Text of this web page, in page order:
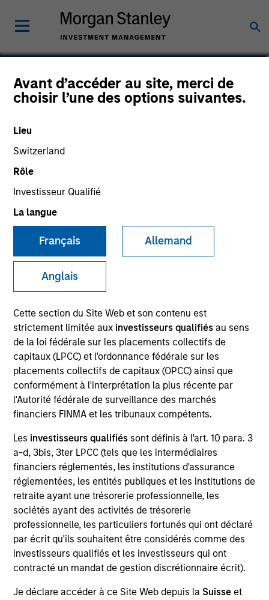
Avant d’accéder au site, merci de
choisir l’une des options suivantes.
Lieu
Switzerland
Rôle
Investisseur Qualifié
La langue
Français Allemand
Anglais
Cette section du Site Web et son contenu est
strictement limitée aux investisseurs qualifiésau sens
de la loi fédérale sur les placements collectifs de
capitaux (LPCC) et l'ordonnance fédérale sur les
placements collectifs de capitaux (OPCC) ainsi que
conformément à l'interprétation la plus récente par
l'Autorité fédérale de surveillance des marchés
financiers FINMA et les tribunaux compétents.
Les investisseurs qualifiés sont définis à l'art. 10 para. 3
a-d, 3bis, 3ter LPCC (tels que les intermédiaires
financiers réglementés, les institutions d'assurance
réglementées, les entités publiques et les institutions de
retraite ayant une trésorerie professionnelle, les
sociétés ayant des activités de trésorerie
professionnelle, les particuliers fortunés qui ont déclaré
par écrit qu'ils souhaitent être considérés comme des
investisseurs qualifiés et les investisseurs qui ont
contracté un mandat de gestion discrétionnaire écrit).
Je déclare accéder à ce Site Web depuis la Suisse et
David Stanton
Vice President
YEARS OF INDUSTRY EXPERIENCE
12 Years
TEAM
Morgan Stanley Tactical Value
David Stanton is a Vice President within Morgan
Stanley’s Tactical Value Team (MSTV). Mr. Stanton
joined Morgan Stanley in 2018. Prior to his current
role, he was responsible for overseeing the carried
interest compensation process across MSIM’s